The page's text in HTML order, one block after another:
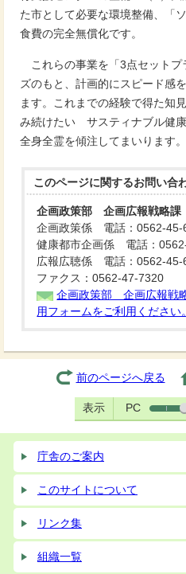
た市として必要な環境整備、「
食費の完全無償化です。
これらの事業を「3点セットプ
ズのもと、計画的にスピード感
ます。これまでの経験で得た知
み続けたい サスティナブル健康
全身全霊を傾注してまいります。
このページに関するお問い合
企画政策部 企画広報戦略課
企画政策係 電話：0562-45-
健康都市企画係 電話：
広報広聴係 電話：0562-45-
ファクス：0562-47-7320
企画政策部 企画広報戦
用フォームをご利用ください。
前のページへ戻る
表示 PC
庁舎のご案内
このサイトについて
リンク集
組織一覧